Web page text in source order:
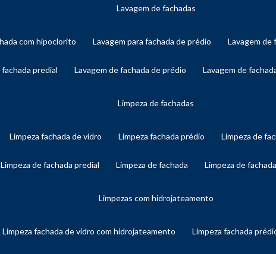
lavagem de fachadas
com hipoclorito lavagem para fachada de prédio lavagem de
fachada predial lavagem de fachada de prédio lavagem de
limpeza de fachadas
limpeza fachada de vidro limpeza fachada prédio limpeza de
limpeza de fachada predial limpeza de fachada limpeza de
limpezas com hidrojateamento
limpeza fachada de vidro com hidrojateamento limpeza fachada